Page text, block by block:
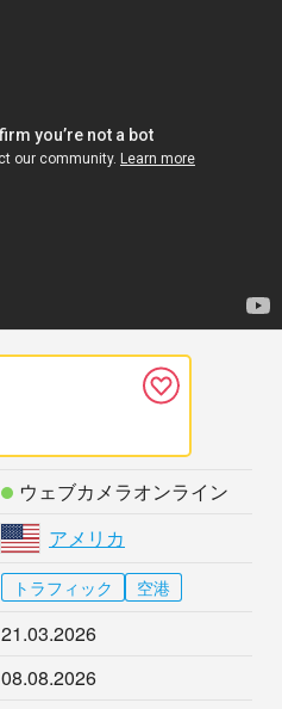
ウェブカメラオンライン
アメリカ
トラフィック 空港
21.03.2026
08.08.2026